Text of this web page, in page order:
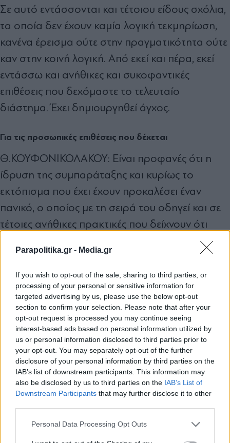
Parapolitika.gr - Media.gr
If you wish to opt-out of the sale, sharing to third parties, or
processing of your personal or sensitive information for
targeted advertising by us, please use the below opt-out
section to confirm your selection. Please note that after your
opt-out request is processed you may continue seeing
interest-based ads based on personal information utilized by
us or personal information disclosed to third parties prior to
your opt-out. You may separately opt-out of the further
disclosure of your personal information by third parties on the
IAB’s list of downstream participants. This information may
also be disclosed by us to third parties on the IAB’s List of
Downstream Participants that may further disclose it to other
Personal Data Processing Opt Outs
Σε αυτό εντάσσονται και τέτοιου είδους σχόλια,
τα οποία δεν έχουν καμία λογική τεκμηρίωση,
κανένα έρεισμα ούτε στην πραγματικότητα ούτε
καν στην κοινή λογική. Από εκεί και πέρα, εκεί
εντάσσω και ανήθικες και συκοφαντικές
επιθέσεις που δεχόμαστε το τελευταίο
διάστημα. Έχει δημιουργηθεί άγχος.
Για τις προσωπικές επιθέσεις που δέχεται
Θ.ΚΟΥΦΟΝΙΚΟΛΑΚΟΥ: Είναι προφανές ότι η
ίδρυση της συμπαράταξης και κυρίως το
εκτόπισμα που έχει έχουν προκαλέσει έναν
πανικό, ο οποίος με τη σειρά του οδηγεί και σε
τέτοιες ανήθικες πρακτικές που δείχνουν ότι
ξεβολεύονται με την παρουσία μας και νομίζουν
ότι θα φοβηθούμε και ότι θα αναστατωθούμε.
Δεν θα φοβηθούμε, δεν θα σταματήσουμε, δεν
θα χάσουμε λεπτό τον στόχο από τα μάτια μας
όσο θόρυβο και να κάνουν. Σε ό,τι με αφορά,
πολλά έχω ακούσει μέχρι τώρα, αλλά
πρόσφατα ψευδώνυμο τρολ του διαδικτύου
έσπευσε να γράψει ότι ήμουν στέλεχος σε
τράπεζα σε θέση ευθύνης όταν εγκρίθηκαν
δάνεια προς γνωστό επιχειρηματία. Δεν έχω
και για καμία τράπεζα, η διαδρομή μου είναι
Εγγραφή στο newsletter